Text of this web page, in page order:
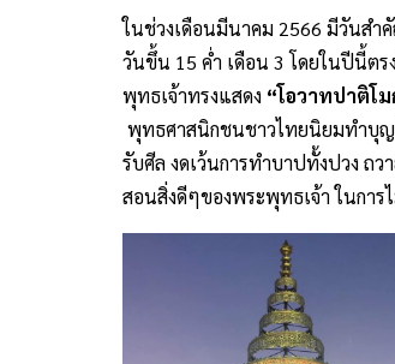
ในช่วงเดือนมีนาคม 2566 มีวันส
วันขึ้น 15 ค่ำ เดือน 3 โดยในปีนี้ต
พุทธเจ้าทรงแสดง “โอวาทปาติโ
พุทธศาสนิกชนชาวไทยนิยมทำบุญ
รับศีล งดเว้นการทำบาปทั้งปวง ถ
สอนสิ่งดีๆของพระพุทธเจ้า ในกา